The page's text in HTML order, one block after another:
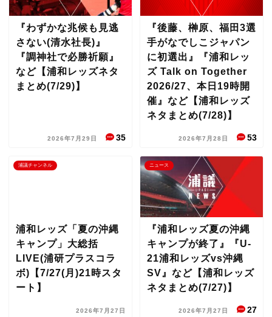
『わずかな兆候も見逃
さない(清水社長)』
『調神社で必勝祈願』
など【浦和レッズネタ
まとめ(7/29)】
2026年7月29日 35
『後藤、榊原、福田3選
手がなでしこジャパン
に初選出』『浦和レッ
ズ Talk on Together
2026/27、本日19時開
催』など【浦和レッズ
ネタまとめ(7/28)】
2026年7月28日 53
浦議チャンネル
浦和レッズ「夏の沖縄
キャンプ」大総括
LIVE(浦研プラスコラ
ボ)【7/27(月)21時スタ
ート】
2026年7月27日
ニュース
『浦和レッズ夏の沖縄
キャンプが終了』『U-
21浦和レッズvs沖縄
SV』など【浦和レッズ
ネタまとめ(7/27)】
2026年7月27日 27